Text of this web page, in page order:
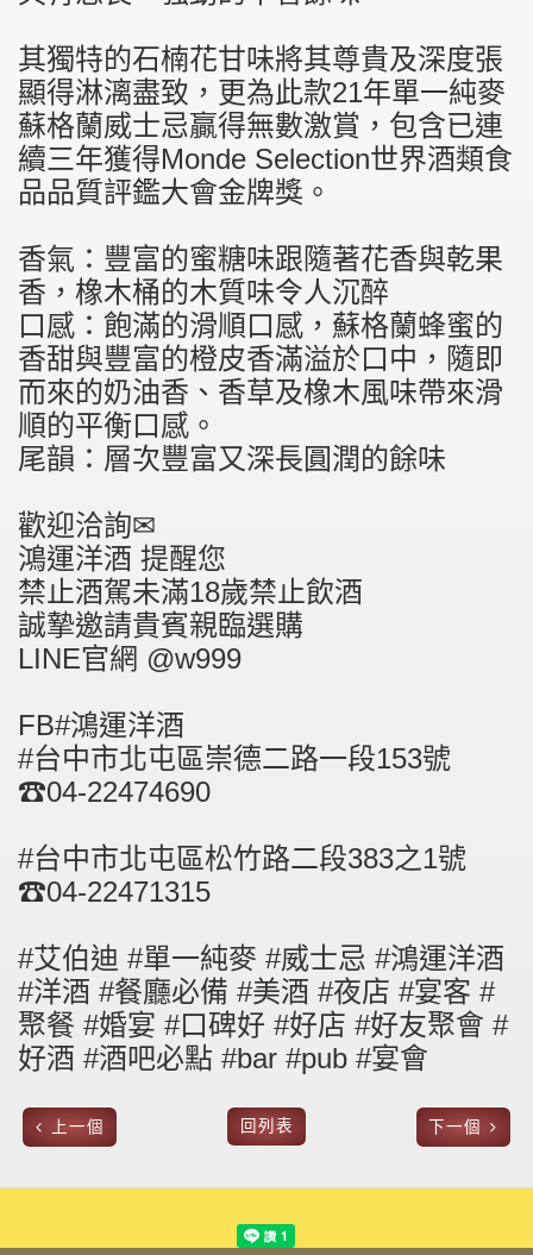
其獨特的石楠花甘味將其尊貴及深度張
顯得淋漓盡致，更為此款21年單一純麥
蘇格蘭威士忌贏得無數激賞，包含已連
續三年獲得Monde Selection世界酒類食
品品質評鑑大會金牌獎。
香氣：豐富的蜜糖味跟隨著花香與乾果
香，橡木桶的木質味令人沉醉
口感：飽滿的滑順口感，蘇格蘭蜂蜜的
香甜與豐富的橙皮香滿溢於口中，隨即
而來的奶油香、香草及橡木風味帶來滑
順的平衡口感。
尾韻：層次豐富又深長圓潤的餘味
歡迎洽詢✉
鴻運洋酒 提醒您
禁止酒駕未滿18歲禁止飲酒
誠摯邀請貴賓親臨選購
LINE官網 @w999
FB#鴻運洋酒
#台中市北屯區崇德二路一段153號
☎04-22474690
#台中市北屯區松竹路二段383之1號
☎04-22471315
#艾伯迪 #單一純麥 #威士忌 #鴻運洋酒
#洋酒 #餐廳必備 #美酒 #夜店 #宴客 #
聚餐 #婚宴 #口碑好 #好店 #好友聚會 #
好酒 #酒吧必點 #bar #pub #宴會
上一個 回列表 下一個